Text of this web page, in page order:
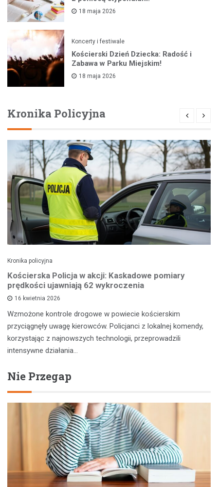
18 maja 2026
Koncerty i festiwale
Kościerski Dzień Dziecka: Radość i
Zabawa w Parku Miejskim!
18 maja 2026
Kronika Policyjna
Kronika policyjna
Kościerska Policja w akcji: Kaskadowe pomiary
prędkości ujawniają 62 wykroczenia
16 kwietnia 2026
Wzmożone kontrole drogowe w powiecie kościerskim
przyciągnęły uwagę kierowców. Policjanci z lokalnej komendy,
korzystając z najnowszych technologii, przeprowadzili
intensywne działania…
Nie Przegap